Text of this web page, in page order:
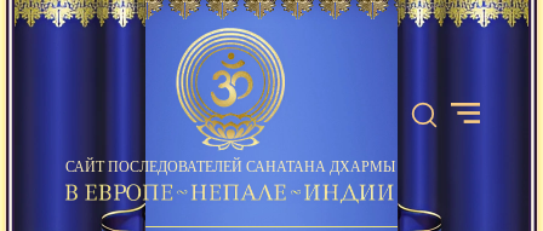
САЙТ ПОСЛЕДОВАТЕЛЕЙ САНАТАНА ДХАРМЫ